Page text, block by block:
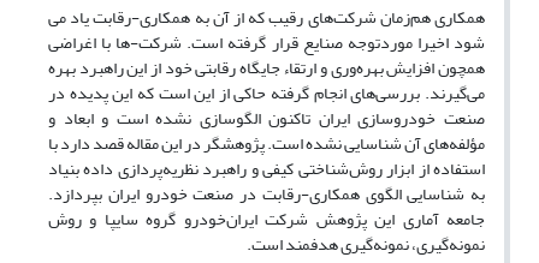
همکاری هم‌زمان شرکت‌های رقیب که از آن به همکاری-رقابت یاد می
شود اخیرا موردتوجه صنایع قرار گرفته است. شرکت-ها با اغراضی
همچون افزایش بهره‌وری و ارتقاء جایگاه رقابتی خود از این راهبرد بهره
می‌گیرند. بررسی‌های انجام گرفته حاکی از این است که این پدیده در
صنعت خودروسازی ایران تاکنون الگوسازی نشده است و ابعاد و
مؤلفه‌های آن شناسایی نشده است. پژوهشگر در این مقاله قصد دارد با
استفاده از ابزار روش‌شناختی کیفی و راهبرد نظریه‌پردازی داده بنیاد
به شناسایی الگوی همکاری-رقابت در صنعت خودرو ایران بپردازد.
جامعه آماری این پژوهش شرکت ایران‌خودرو گروه سایپا و روش
نمونه‌گیری، نمونه‌گیری هدفمند است.